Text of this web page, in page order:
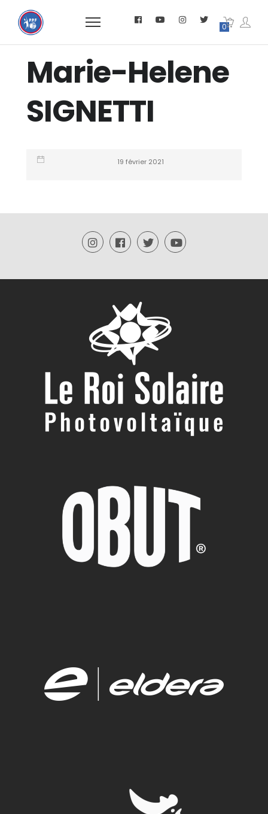
0
Marie-Helene
SIGNETTI
19 février 2021